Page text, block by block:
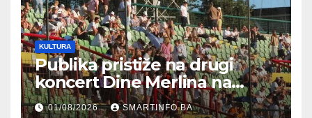
KULTURA
Publika pristiže na drugi
koncert Dine Merlina na
Koševu
01/08/2026 SMARTINFO.BA